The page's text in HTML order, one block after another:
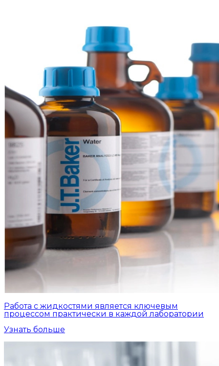
Работа с жидкостями является ключевым
процессом практически в каждой лаборатории
Узнать больше